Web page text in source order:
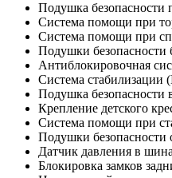
Подушка безопасности
Система помощи при
Система помощи при
Подушки безопасности
Антиблокировочная
Система стабилизации
Подушка безопасности
Крепление детского
Система помощи при
Подушки
Датчик давления в
Блокировка замков